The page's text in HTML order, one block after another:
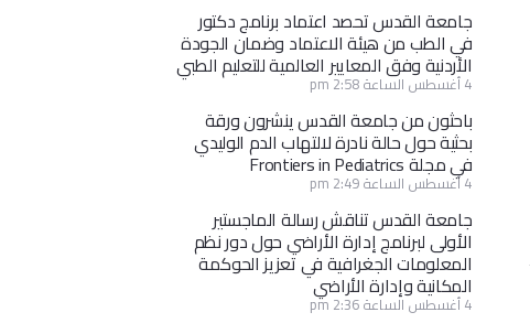
جامعة القدس تحصد اعتماد برنامج دكتور
في الطب من هيئة الاعتماد وضمان الجودة
الأردنية وفق المعايير العالمية للتعليم الطبي
4 أغسطس الساعة 2:58 pm
باحثون من جامعة القدس ينشرون ورقة
بحثية حول حالة نادرة لالتهاب الدم الوليدي
في مجلة Frontiers in Pediatrics
4 أغسطس الساعة 2:49 pm
جامعة القدس تناقش رسالة الماجستير
الأولى لبرنامج إدارة الأراضي حول دور نظم
المعلومات الجغرافية في تعزيز الحوكمة
المكانية وإدارة الأراضي
4 أغسطس الساعة 2:36 pm